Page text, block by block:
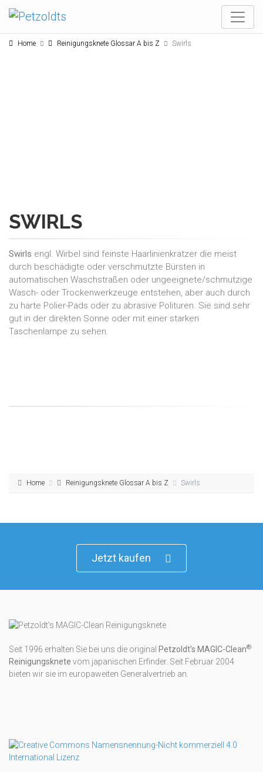
Home Reinigungsknete Glossar A bis Z Swirls
SWIRLS
Swirls engl. Wirbel sind feinste Haarlinienkratzer die meist
durch beschädigte oder verschmutzte Bürsten in
automatischen Waschstraßen oder ungeeignete/schmutzige
Wasch- oder Trockenwerkzeuge entstehen, aber auch durch
zu harte Polier-Pads oder zu abrasive Polituren. Sie sind sehr
gut in der direkten Sonne oder mit einer starken
Taschenlampe zu sehen.
Home Reinigungsknete Glossar A bis Z Swirls
Jetzt kaufen
Seit 1996 erhalten Sie bei uns die original Petzoldt's MAGIC-Clean®
Reini­gungs­knete vom japanischen Erfinder. Seit Februar 2004
bieten wir sie im europaweiten Generalvertrieb an.